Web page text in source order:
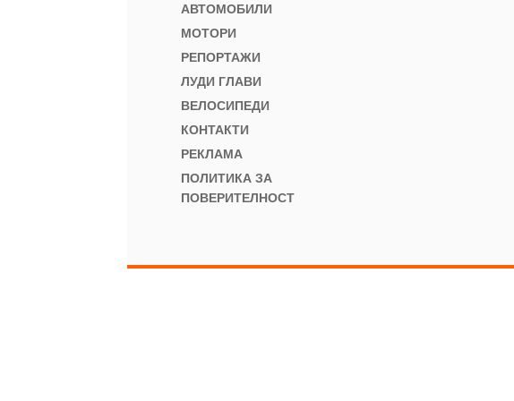
АВТОМОБИЛИ
МОТОРИ
РЕПОРТАЖИ
ЛУДИ ГЛАВИ
ВЕЛОСИПЕДИ
КОНТАКТИ
РЕКЛАМА
ПОЛИТИКА ЗА
ПОВЕРИТЕЛНОСТ